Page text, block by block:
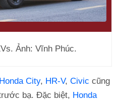
Ảnh: Vĩnh Phúc.
Honda City, HR-V, Civic cũng
bạ. Đặc biệt, Honda